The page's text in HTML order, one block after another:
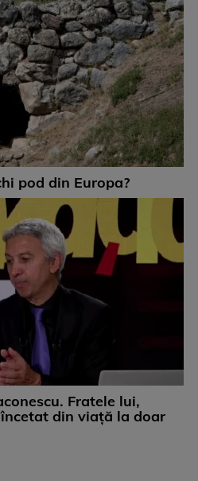
pod din Europa?
Fratele lui,
din viață la doar